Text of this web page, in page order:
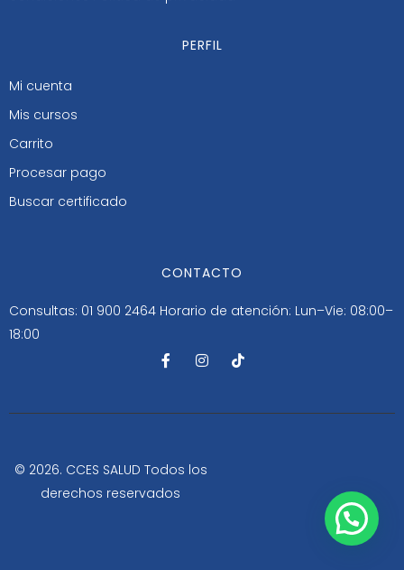
PERFIL
Mi cuenta
Mis cursos
Carrito
Procesar pago
Buscar certificado
CONTACTO
Consultas: 01 900 2464 Horario de atención: Lun–Vie: 08:00–
18:00
F
a
b
-
I
n
a
m
T
i
o
© 2026. CCES SALUD Todos los
derechos reservados